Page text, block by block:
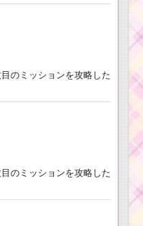
のミッションを攻略した
のミッションを攻略した